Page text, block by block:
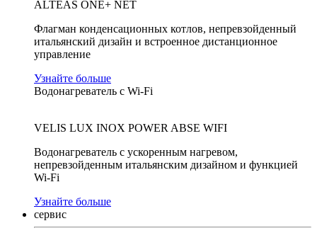
ALTEAS ONE+ NET
Флагман конденсационных котлов, непревзойденный
итальянский дизайн и встроенное дистанционное
управление
Узнайте больше
Водонагреватель с Wi-Fi
VELIS LUX INOX POWER ABSE WIFI
Водонагреватель с ускоренным нагревом,
непревзойденным итальянским дизайном и функцией
Wi-Fi
Узнайте больше
сервис